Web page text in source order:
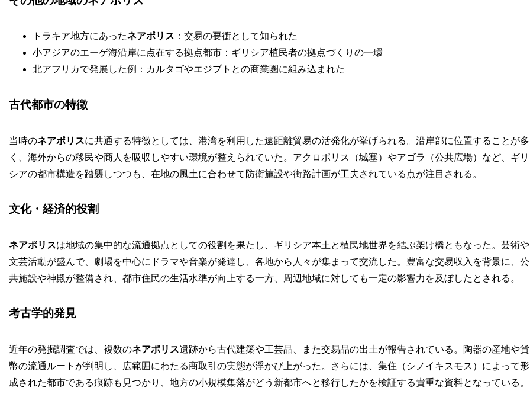
トラキア地方にあったネアポリス ：交易の要衝として知られた
小アジアのエーゲ海沿岸に点在する拠点都市：ギリシア植民者の拠点づくりの一環
北アフリカで発展した例：カルタゴやエジプトとの商業圏に組み込まれた
古代都市の特徴
当時のネアポリスに共通する特徴としては、港湾を利用した遠距離貿易の活発化が挙げられる。沿岸部に位置することが多
く、海外からの移民や商人を吸収しやすい環境が整えられていた。アクロポリス（城塞）やアゴラ（公共広場）など、ギリ
シアの都市構造を踏襲しつつも、在地の風土に合わせて防衛施設や街路計画が工夫されている点が注目される。
文化・経済的役割
ネアポリスは地域の集中的な流通拠点としての役割を果たし、ギリシア本土と植民地世界を結ぶ架け橋ともなった。芸術や
文芸活動が盛んで、劇場を中心にドラマや音楽が発達し、各地から人々が集まって交流した。豊富な交易収入を背景に、公
共施設や神殿が整備され、都市住民の生活水準が向上する一方、周辺地域に対しても一定の影響力を及ぼしたとされる。
考古学的発見
近年の発掘調査では、複数のネアポリス遺跡から古代建築や工芸品、また交易品の出土が報告されている。陶器の産地や貨
幣の流通ルートが判明し、広範囲にわたる商取引の実態が浮かび上がった。さらには、集住（シノイキスモス）によって形
成された都市である痕跡も見つかり、地方の小規模集落がどう新都市へと移行したかを検証する貴重な資料となっている。